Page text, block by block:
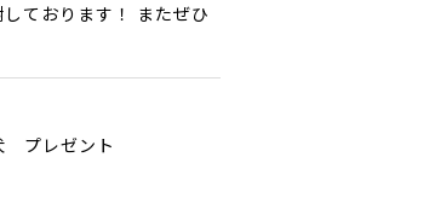
ております！ またぜひ
プレゼント